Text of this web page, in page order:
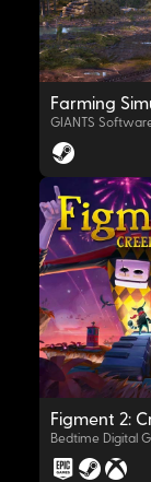
OYNAT
GIANTS
Bedtime Digital